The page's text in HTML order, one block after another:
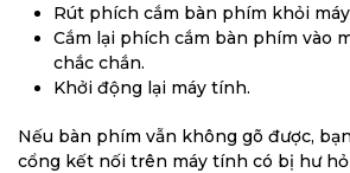
Rút phích cắm bàn phím khỏi
Cắm lại phích cắm bàn phím vào
chắc chắn.
Khởi động lại máy tính.
Nếu bàn phím vẫn không gõ được,
cổng kết nối trên máy tính có bị hư